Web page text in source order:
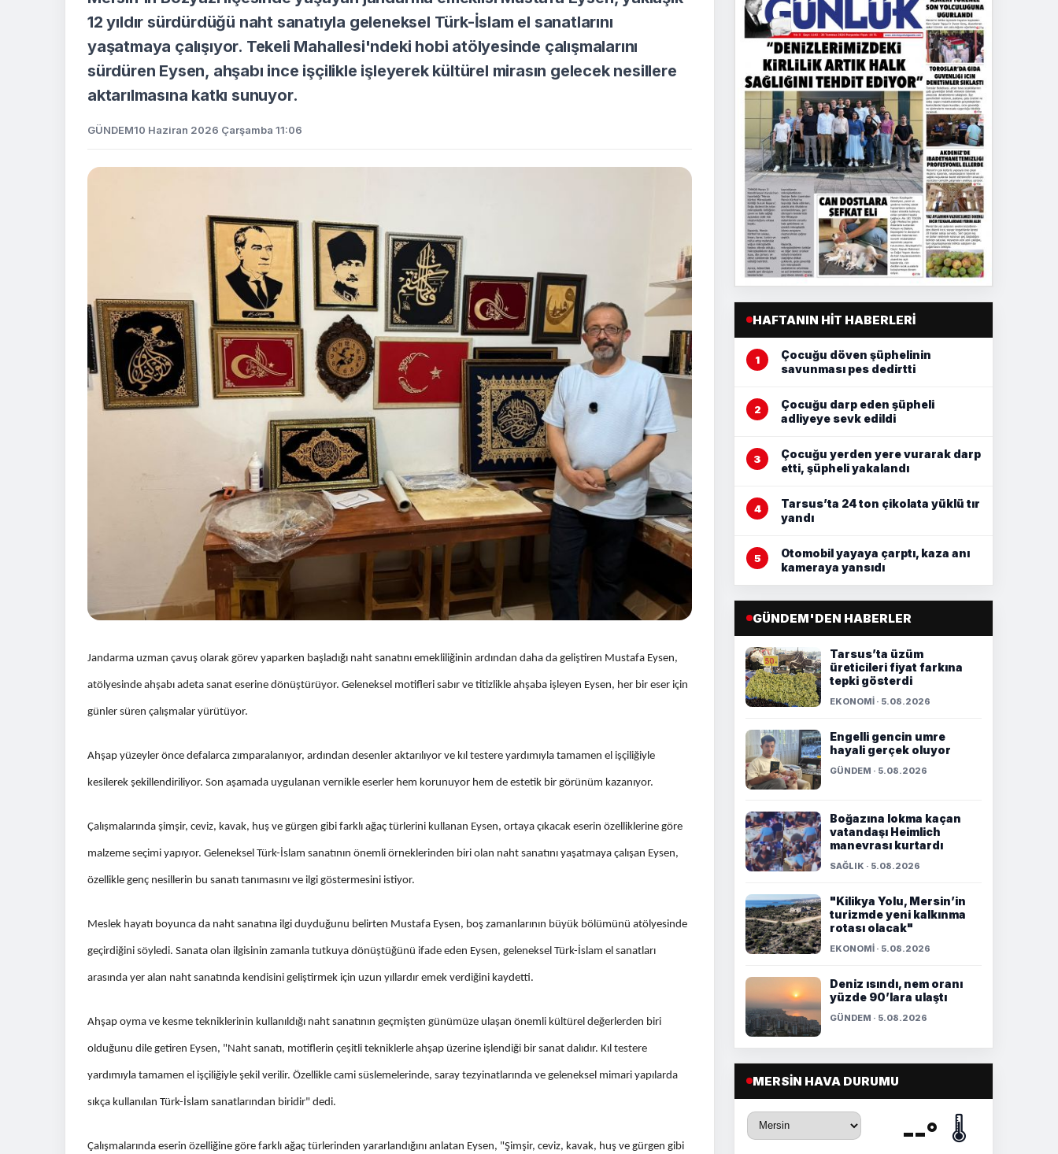
12 yıldır sürdürdüğü naht sanatıyla geleneksel Türk-İslam el sanatlarını
yaşatmaya çalışıyor. Tekeli Mahallesi'ndeki hobi atölyesinde çalışmalarını
sürdüren Eysen, ahşabı ince işçilikle işleyerek kültürel mirasın gelecek nesillere
aktarılmasına katkı sunuyor.
GÜNDEM10 Haziran 2026 Çarşamba 11:06
Jandarma uzman çavuş olarak görev yaparken başladığı naht sanatını emekliliğinin ardından daha da geliştiren Mustafa Eysen,
atölyesinde ahşabı adeta sanat eserine dönüştürüyor. Geleneksel motifleri sabır ve titizlikle ahşaba işleyen Eysen, her bir eser için
günler süren çalışmalar yürütüyor.
Ahşap yüzeyler önce defalarca zımparalanıyor, ardından desenler aktarılıyor ve kıl testere yardımıyla tamamen el işçiliğiyle
kesilerek şekillendiriliyor. Son aşamada uygulanan vernikle eserler hem korunuyor hem de estetik bir görünüm kazanıyor.
Çalışmalarında şimşir, ceviz, kavak, huş ve gürgen gibi farklı ağaç türlerini kullanan Eysen, ortaya çıkacak eserin özelliklerine göre
malzeme seçimi yapıyor. Geleneksel Türk-İslam sanatının önemli örneklerinden biri olan naht sanatını yaşatmaya çalışan Eysen,
özellikle genç nesillerin bu sanatı tanımasını ve ilgi göstermesini istiyor.
Meslek hayatı boyunca da naht sanatına ilgi duyduğunu belirten Mustafa Eysen, boş zamanlarının büyük bölümünü atölyesinde
geçirdiğini söyledi. Sanata olan ilgisinin zamanla tutkuya dönüştüğünü ifade eden Eysen, geleneksel Türk-İslam el sanatları
arasında yer alan naht sanatında kendisini geliştirmek için uzun yıllardır emek verdiğini kaydetti.
Ahşap oyma ve kesme tekniklerinin kullanıldığı naht sanatının geçmişten günümüze ulaşan önemli kültürel değerlerden biri
olduğunu dile getiren Eysen, "Naht sanatı, motiflerin çeşitli tekniklerle ahşap üzerine işlendiği bir sanat dalıdır. Kıl testere
yardımıyla tamamen el işçiliğiyle şekil verilir. Özellikle cami süslemelerinde, saray tezyinatlarında ve geleneksel mimari yapılarda
sıkça kullanılan Türk-İslam sanatlarından biridir" dedi.
Çalışmalarında eserin özelliğine göre farklı ağaç türlerinden yararlandığını anlatan Eysen, "Şimşir, ceviz, kavak, huş ve gürgen gibi
HAFTANIN HIT HABERLERI
Çocuğu döven şüphelinin
savunması pes dedirtti
Çocuğu darp eden şüpheli
adliyeye sevk edildi
Çocuğu yerden yere vurarak darp
etti, şüpheli yakalandı
Tarsus’ta 24 ton çikolata yüklü tır
yandı
Otomobil yayaya çarptı, kaza anı
kameraya yansıdı
GÜNDEM'DEN HABERLER
Tarsus’ta üzüm
üreticileri fiyat farkına
tepki gösterdi
EKONOMİ · 5.08.2026
Engelli gencin umre
hayali gerçek oluyor
GÜNDEM · 5.08.2026
Boğazına lokma kaçan
vatandaşı Heimlich
manevrası kurtardı
SAĞLIK · 5.08.2026
"Kilikya Yolu, Mersin’in
turizmde yeni kalkınma
rotası olacak"
EKONOMİ · 5.08.2026
Deniz ısındı, nem oranı
yüzde 90’lara ulaştı
GÜNDEM · 5.08.2026
MERSIN HAVA DURUMU
--° 🌡️